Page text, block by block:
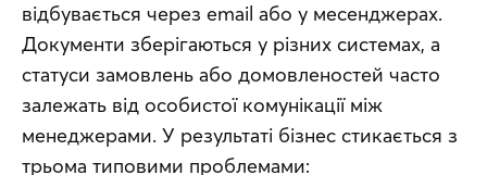
відбувається через email або у месенджерах.
Документи зберігаються у різних системах, а
статуси замовлень або домовленостей часто
залежать від особистої комунікації між
менеджерами. У результаті бізнес стикається з
трьома типовими проблемами: